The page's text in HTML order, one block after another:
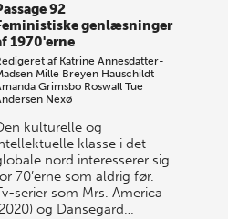
92
genlæsninger
1970'erne
af Katrine Annesdatter-
Mille Breyen Hauschildt
Grimsbo Roswall Tue
Nexø
kulturelle og
klasse i det
nord interesserer sig
70’erne som aldrig før.
serier som Mrs. America
og Dansegard…